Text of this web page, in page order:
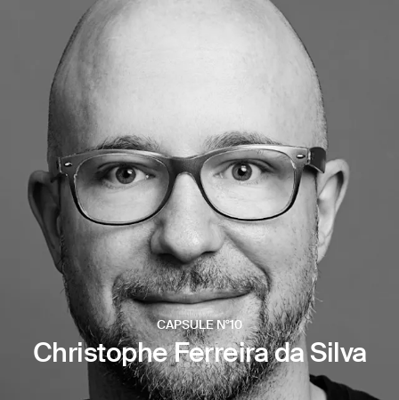
CAPSULE N°10
Christophe Ferreira da Silva